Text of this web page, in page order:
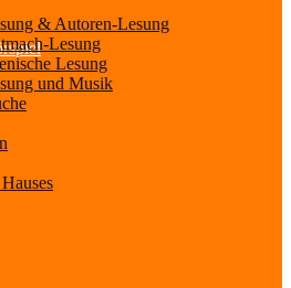
& Autoren-Lesung
Lesung
Lesung
und Musik